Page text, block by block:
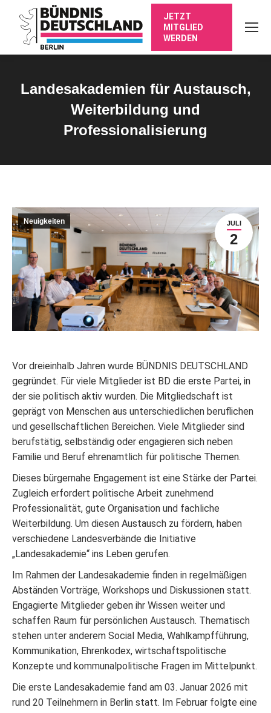
JETZT
MITGLIED
WERDEN
Landesakademien für Austausch,
Weiterbildung und
Professionalisierung
JULI
2
Neuigkeiten
Vor dreieinhalb Jahren wurde BÜNDNIS DEUTSCHLAND
gegründet. Für viele Mitglieder ist BD die erste Partei, in
der sie politisch aktiv wurden. Die Mitgliedschaft ist
geprägt von Menschen aus unterschiedlichen beruflichen
und gesellschaftlichen Bereichen. Viele Mitglieder sind
berufstätig, selbständig oder engagieren sich neben
Familie und Beruf ehrenamtlich für politische Themen.
Dieses bürgernahe Engagement ist eine Stärke der Partei.
Zugleich erfordert politische Arbeit zunehmend
Professionalität, gute Organisation und fachliche
Weiterbildung. Um diesen Austausch zu fördern, haben
verschiedene Landesverbände die Initiative
„Landesakademie“ ins Leben gerufen.
Im Rahmen der Landesakademie finden in regelmäßigen
Abständen Vorträge, Workshops und Diskussionen statt.
Engagierte Mitglieder geben ihr Wissen weiter und
schaffen Raum für persönlichen Austausch. Thematisch
stehen unter anderem Social Media, Wahlkampfführung,
Kommunikation, Ehrenkodex, wirtschaftspolitische
Konzepte und kommunalpolitische Fragen im Mittelpunkt.
Die erste Landesakademie fand am 03. Januar 2026 mit
rund 20 Teilnehmern in Berlin statt. Im Februar folgte eine